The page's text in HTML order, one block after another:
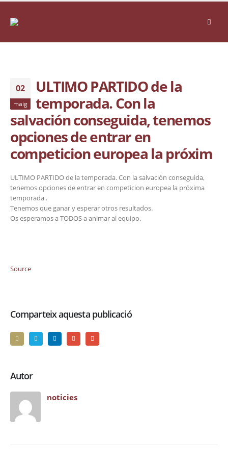
02
maig
ULTIMO PARTIDO de la
temporada. Con la
salvación conseguida, tenemos
opciones de entrar en
competicion europea la próxim
ULTIMO PARTIDO de la temporada. Con la salvación conseguida,
tenemos opciones de entrar en competicion europea la próxima
temporada .
Tenemos que ganar y esperar otros resultados.
Os esperamos a TODOS a animar al equipo.
Source
Comparteix aquesta publicació
Autor
noticies